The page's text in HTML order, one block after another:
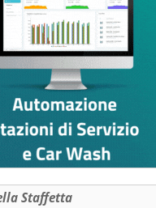
Staffetta